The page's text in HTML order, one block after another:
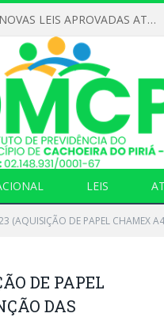
DECLARAMOS QUE NÃO HOUVERAM NOVAS LEIS APROVADAS ATÉ O MOMENTO PARA O INSTITUTO DE PREVIDÊNCIA NO ANO DE 2026
LEIS
(AQUISIÇÃO DE PAPEL CHAMEX
DE PAPEL
DAS